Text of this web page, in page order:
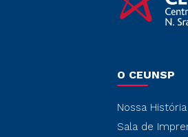
O CEUNSP
Nossa História
Sala de